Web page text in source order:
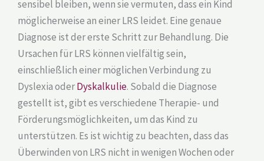
sensibel bleiben, wenn sie vermuten, dass ein Kind
möglicherweise an einer LRS leidet. Eine genaue
Diagnose ist der erste Schritt zur Behandlung. Die
Ursachen für LRS können vielfältig sein,
einschließlich einer möglichen Verbindung zu
Dyslexia oderDyskalkulie. Sobald die Diagnose
gestellt ist, gibt es verschiedene Therapie- und
Förderungsmöglichkeiten, um das Kind zu
unterstützen. Es ist wichtig zu beachten, dass das
Überwinden von LRS nicht in wenigen Wochen oder